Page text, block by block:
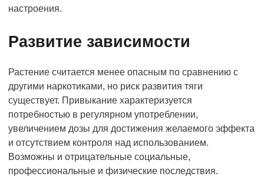
настроения.
Развитие зависимости
Растение считается менее опасным по сравнению с
другими наркотиками, но риск развития тяги
существует. Привыкание характеризуется
потребностью в регулярном употреблении,
увеличением дозы для достижения желаемого эффекта
и отсутствием контроля над использованием.
Возможны и отрицательные социальные,
профессиональные и физические последствия.